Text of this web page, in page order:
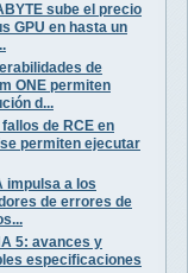
sube el precio
GPU en hasta un
de
ONE permiten
d...
de RCE en
permiten ejecutar
impulsa a los
de errores de
5: avances y
especificaciones